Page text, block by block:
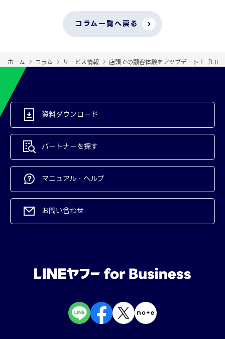
コラム一覧へ戻る
ホーム コラム サービス情報 店頭での顧客体験をアップデート！「
資料ダウンロード
パートナーを探す
マニュアル・ヘルプ
お問い合わせ